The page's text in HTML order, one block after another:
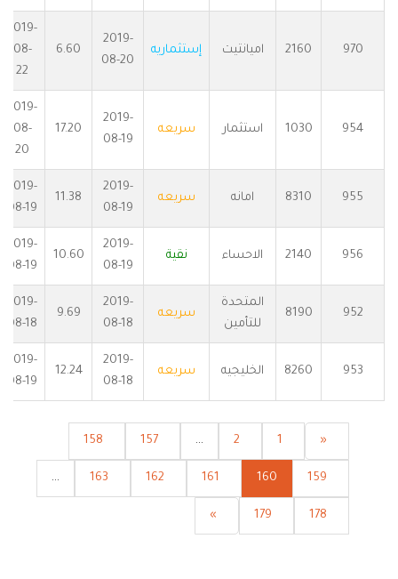
970
2160 اميانتيت إستثماريه
2019-
08-20
6.60
2019-
08-
22
954
1030 استثمار سريعه
2019-
08-19
17.20
2019-
08-
20
955
8310 امانه سريعه
2019-
08-19
11.38
2019-
08-19
956
2140 الاحساء نقية
2019-
08-19
10.60
2019-
08-19
952
8190
المتحدة
للتأمين
سريعه
2019-
08-18
9.69
2019-
08-18
953
8260 الخليجيه سريعه
2019-
08-18
12.24
2019-
08-19
«
1
2
...
157
158
159
160
161
162
163
...
178
179
»